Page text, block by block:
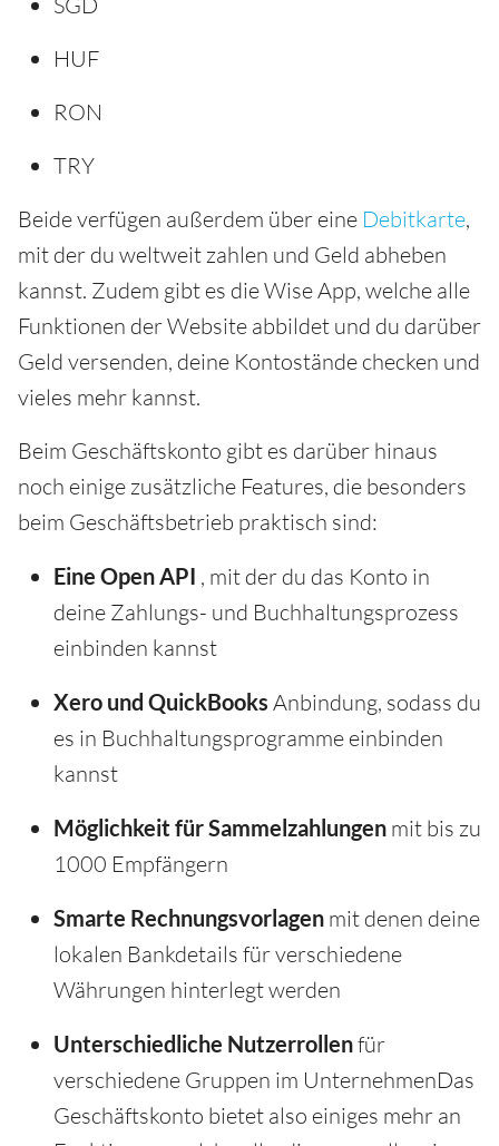
HUF
RON
TRY
Beide verfügen außerdem über eine Debitkarte,
mit der du weltweit zahlen und Geld abheben
kannst. Zudem gibt es die Wise App, welche alle
Funktionen der Website abbildet und du darüber
Geld versenden, deine Kontostände checken und
vieles mehr kannst.
Beim Geschäftskonto gibt es darüber hinaus
noch einige zusätzliche Features, die besonders
beim Geschäftsbetrieb praktisch sind:
Eine Open API , mit der du das Konto in
deine Zahlungs- und Buchhaltungsprozess
einbinden kannst
Xero und QuickBooks Anbindung, sodass du
es in Buchhaltungsprogramme einbinden
kannst
Möglichkeit für Sammelzahlungen mit bis zu
1000 Empfängern
Smarte Rechnungsvorlagen mit denen deine
lokalen Bankdetails für verschiedene
Währungen hinterlegt werden
Unterschiedliche Nutzerrollenfür
verschiedene Gruppen im UnternehmenDas
Geschäftskonto bietet also einiges mehr an